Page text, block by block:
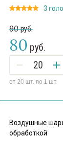
3
90руб.
80 руб.
от 20 шт. по 1 шт.
Воздушные
обработкой